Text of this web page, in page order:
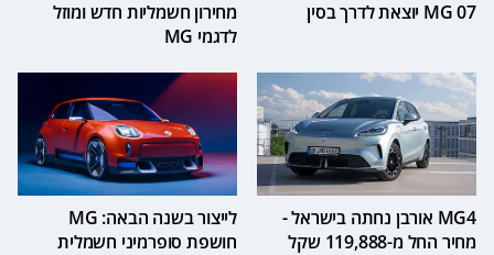
MG 07 יוצאת לדרך בסין
מחירון חשמליות חדש ומוזל
לדגמי MG
MG4 אורבן נחתה בישראל -
מחיר החל מ-119,888 שקל
לייצור בשנה הבאה: MG
חושפת סופרמיני חשמלית